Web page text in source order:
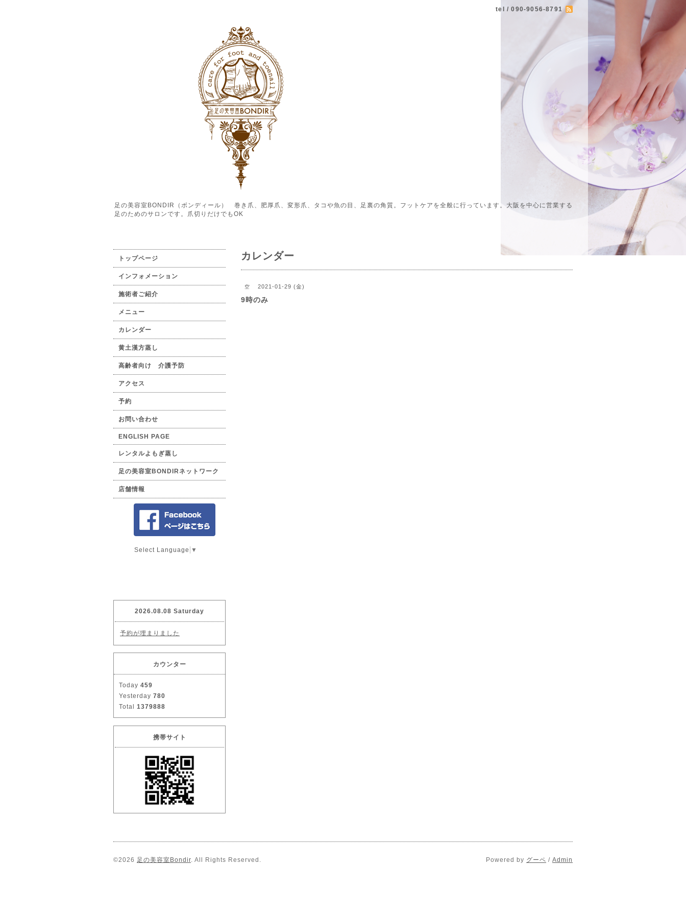
tel / 090-9056-8791
足の美容室BONDIR（ボンディール） 巻き爪、肥厚爪、変形爪、タコや魚の目、足裏の角質。フットケアを全般に行っています。大阪を中心に営業する
足のためのサロンです。爪切りだけでもOK
カレンダー
空 2021-01-29 (金)
9時のみ
トップページ
インフォメーション
施術者ご紹介
メニュー
カレンダー
黄土漢方蒸し
高齢者向け 介護予防
アクセス
予約
お問い合わせ
ENGLISH PAGE
レンタルよもぎ蒸し
足の美容室BONDIRネットワーク
店舗情報
Select Language ▼
2026.08.08 Saturday
予約が埋まりました
カウンター
Today 459
Yesterday 780
Total 1379888
携帯サイト
©2026 足の美容室Bondir. All Rights Reserved. Powered by グーペ / Admin